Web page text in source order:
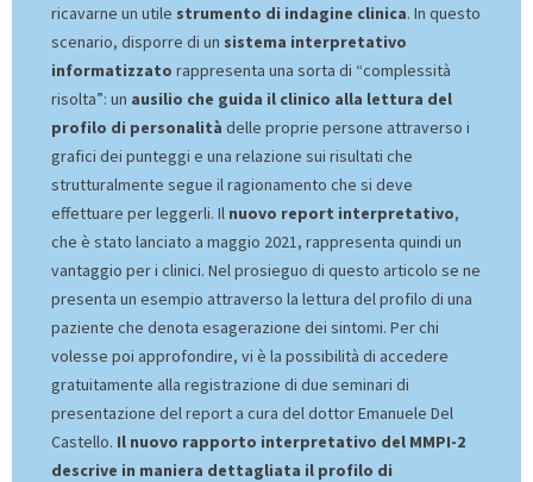
ricavarne un utile strumento di indagine clinica. In questo
scenario, disporre di un sistema interpretativo
informatizzato rappresenta una sorta di “complessità
risolta”: un ausilio che guida il clinico alla lettura del
profilo di personalità delle proprie persone attraverso i
grafici dei punteggi e una relazione sui risultati che
strutturalmente segue il ragionamento che si deve
effettuare per leggerli. Il nuovo report interpretativo,
che è stato lanciato a maggio 2021, rappresenta quindi un
vantaggio per i clinici. Nel prosieguo di questo articolo se ne
presenta un esempio attraverso la lettura del profilo di una
paziente che denota esagerazione dei sintomi. Per chi
volesse poi approfondire, vi è la possibilità di accedere
gratuitamente alla registrazione di due seminari di
presentazione del report a cura del dottor Emanuele Del
Castello. Il nuovo rapporto interpretativo del MMPI-2
descrive in maniera dettagliata il profilo di